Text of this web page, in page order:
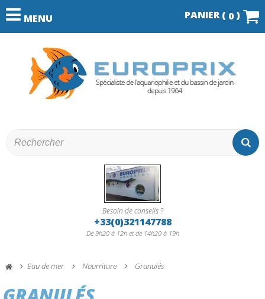
MENU PANIER ( 0 )
Besoin de conseils ?
+33(0)321147788
De 9h20 à 12h et de 14h20 à 19h
Eau de mer Nourriture Granulés